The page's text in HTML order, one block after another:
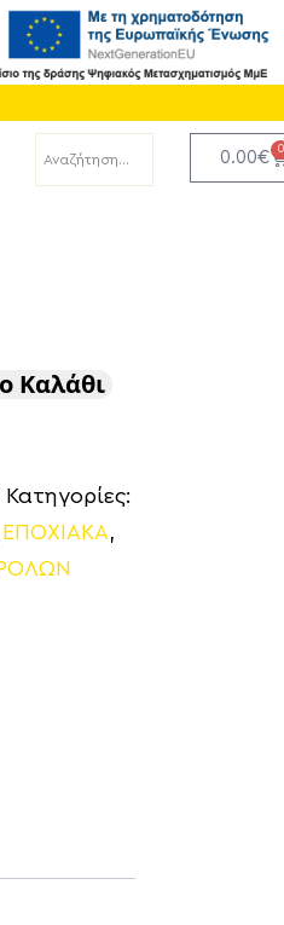
0.00€ 0
Καλάθι
Κατηγορίες:
ΕΠΟΧΙΑΚΑ,